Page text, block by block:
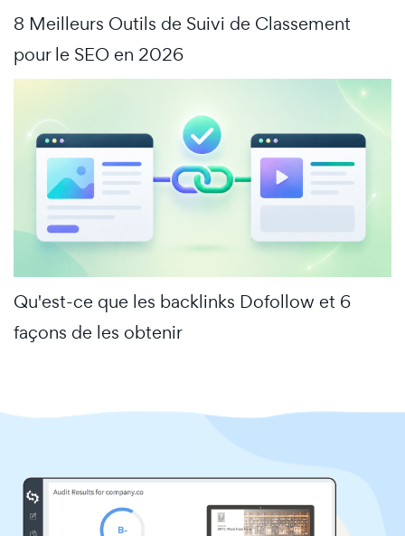
8 Meilleurs Outils de Suivi de Classement
pour le SEO en 2026
Qu'est-ce que les backlinks Dofollow et 6
façons de les obtenir